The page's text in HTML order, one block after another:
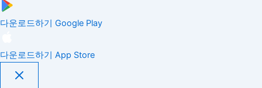
다운로드하기 Google Play
다운로드하기 App Store